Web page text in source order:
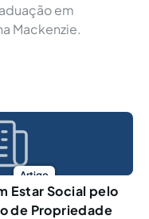
em
Mackenzie.
Artigo
Estar Social pelo
de Propriedade